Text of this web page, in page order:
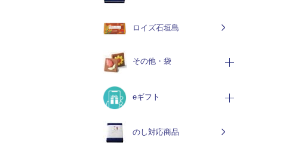
ロイズ石垣島
その他・袋
eギフト
のし対応商品